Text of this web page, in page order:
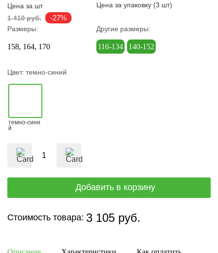
1 410 руб. -27%
Цена за шт Цена за упаковку (3 шт)
Размеры:
158 164 170
Другие размеры:
116-134 140-152
Цвет: темно-синий
темно-сини
й
Стоимость товара: 3 105 руб.